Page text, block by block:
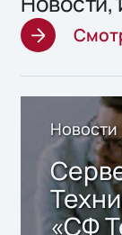
Новости
«СФ